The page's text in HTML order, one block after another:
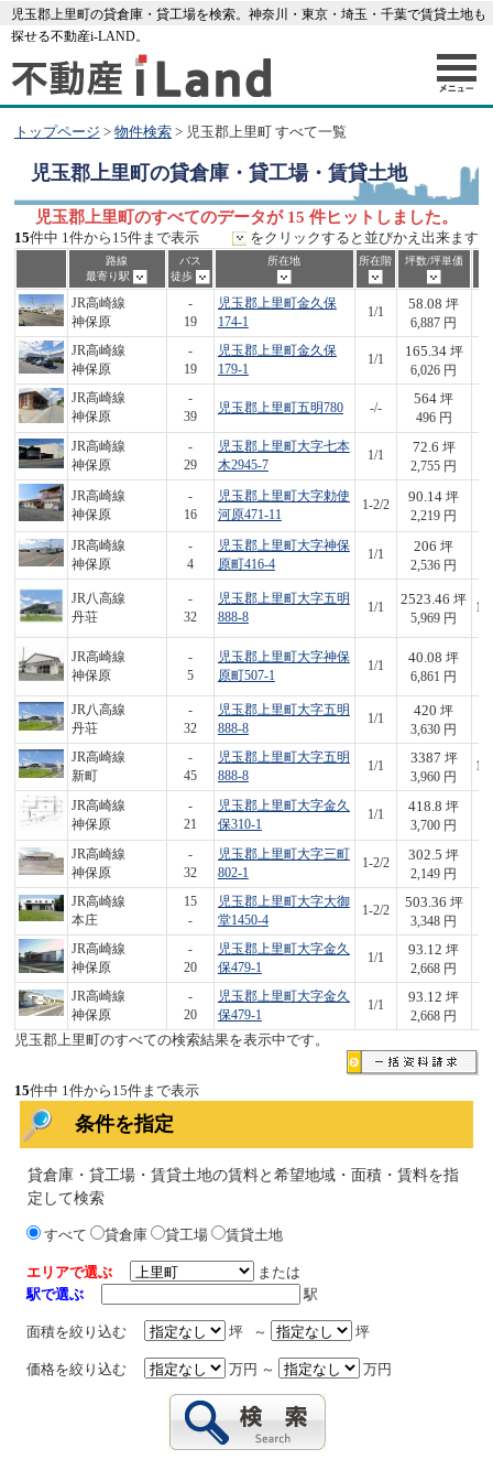
児玉郡上里町の貸倉庫・貸工場を検索。神奈川・東京・埼玉・千葉で賃貸土地も
探せる不動産i-LAND。
トップページ > 物件検索> 児玉郡上里町 すべて一覧
児玉郡上里町の貸倉庫・貸工場・賃貸土地
児玉郡上里町のすべてのデータが 15 件ヒットしました。
15件中 1件から15件まで表示 をクリックすると並びかえ出来ます
路線
最寄り駅
バス
徒歩
所在地 所在階 坪数/坪単価
JR高崎線
神保原
-
19
児玉郡上里町金久保
174-1
1/1
58.08 坪
6,887 円
JR高崎線
神保原
-
19
児玉郡上里町金久保
179-1
1/1
165.34坪
6,026 円
JR高崎線
神保原
-
39
児玉郡上里町五明780 -/-
564 坪
496 円
JR高崎線
神保原
-
29
児玉郡上里町大字七本
木2945-7
1/1
72.6 坪
2,755 円
JR高崎線
神保原
-
16
児玉郡上里町大字勅使
河原471-11
1-2/2
90.14 坪
2,219 円
JR高崎線
神保原
-
4
児玉郡上里町大字神保
原町416-4
1/1
206 坪
2,536 円
JR八高線
丹荘
-
32
児玉郡上里町大字五明
888-8
1/1
2523.46 坪
5,969 円
JR高崎線
神保原
-
5
児玉郡上里町大字神保
原町507-1
1/1
40.08 坪
6,861 円
JR八高線
丹荘
-
32
児玉郡上里町大字五明
888-8
1/1
420 坪
3,630 円
JR高崎線
新町
-
45
児玉郡上里町大字五明
888-8
1/1
3387 坪
3,960 円
JR高崎線
神保原
-
21
児玉郡上里町大字金久
保310-1
1/1
418.8 坪
3,700 円
JR高崎線
神保原
-
32
児玉郡上里町大字三町
802-1
1-2/2
302.5 坪
2,149 円
JR高崎線
本庄
15
-
児玉郡上里町大字大御
堂1450-4
1-2/2
503.36 坪
3,348 円
JR高崎線
神保原
-
20
児玉郡上里町大字金久
保479-1
1/1
93.12 坪
2,668 円
JR高崎線
神保原
-
20
児玉郡上里町大字金久
保479-1
1/1
93.12 坪
2,668 円
児玉郡上里町のすべての検索結果を表示中です。
15件中 1件から15件まで表示
条件を指定
貸倉庫・貸工場・賃貸土地の賃料と希望地域・面積・賃料を指
定して検索
すべて 貸倉庫 貸工場 賃貸土地
エリアで選ぶ
または
駅で選ぶ
駅
面積を絞り込む 坪 ～ 坪
価格を絞り込む 万円 ～ 万円